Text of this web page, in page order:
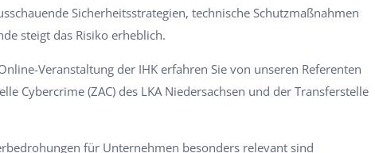
Sicherheitsstrategien, technische Schutzmaßnahmen
steigt das Risiko erheblich.
Veranstaltung der IHK erfahren Sie von unseren Referenten
Cybercrime (ZAC) des LKA Niedersachsen und der Transferstelle
für Unternehmen besonders relevant sind